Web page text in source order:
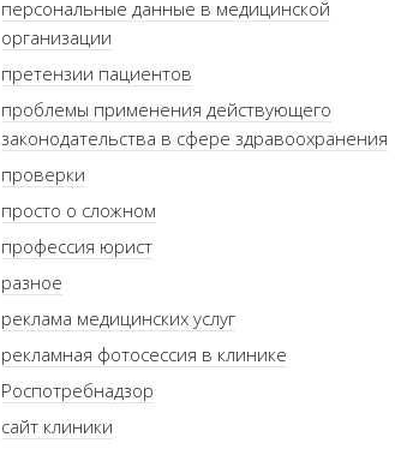
персональные данные в медицинской
организации
претензии пациентов
проблемы применения действующего
законодательства в сфере здравоохранения
проверки
просто о сложном
профессия юрист
разное
реклама медицинских услуг
рекламная фотосессия в клинике
Роспотребнадзор
сайт клиники